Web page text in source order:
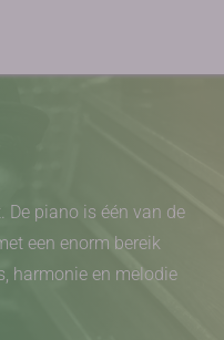
De piano is één van de
een enorm bereik
harmonie en melodie